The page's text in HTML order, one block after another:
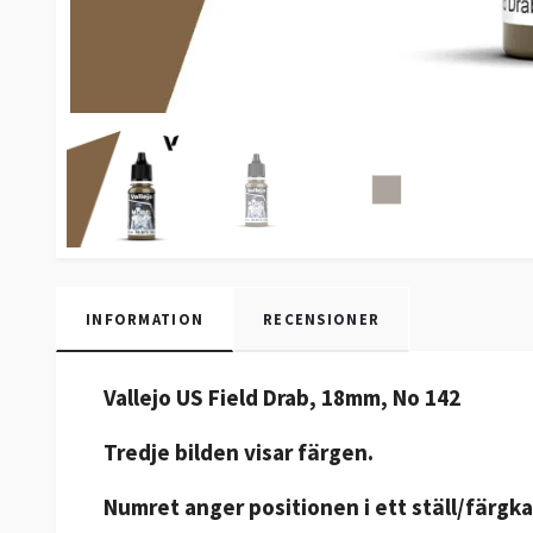
INFORMATION RECENSIONER
Vallejo US Field Drab, 18mm, No 142
Tredje bilden visar färgen.
Numret anger positionen i ett ställ/